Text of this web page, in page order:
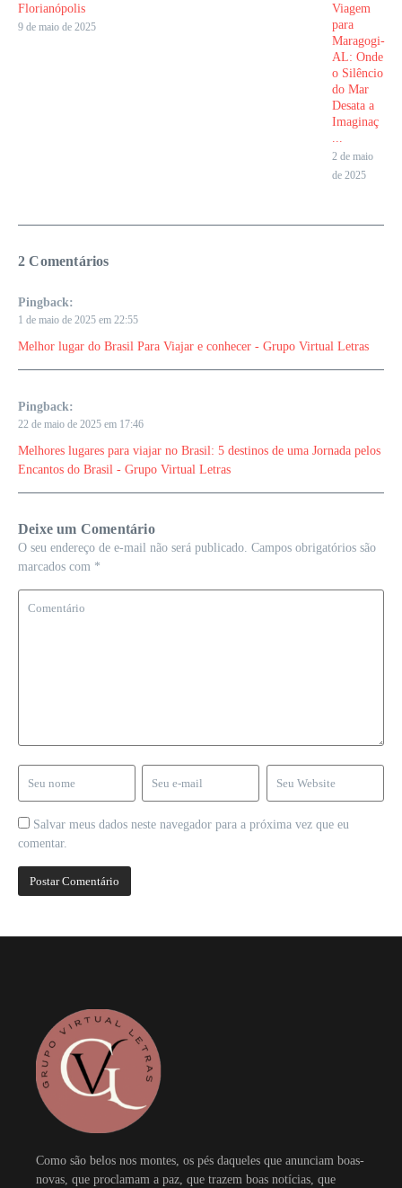
Florianópolis
9 de maio de 2025
Viagem
para
Maragogi-
AL: Onde
o Silêncio
do Mar
Desata a
Imaginaç
...
2 de maio
de 2025
2 Comentários
Pingback:
1 de maio de 2025 em 22:55
Melhor lugar do Brasil Para Viajar e conhecer - Grupo Virtual Letras
Pingback:
22 de maio de 2025 em 17:46
Melhores lugares para viajar no Brasil: 5 destinos de uma Jornada pelos
Encantos do Brasil - Grupo Virtual Letras
Deixe um Comentário
O seu endereço de e-mail não será publicado. Campos obrigatórios são
marcados com *
Salvar meus dados neste navegador para a próxima vez que eu
comentar.
Como são belos nos montes, os pés daqueles que anunciam boas-
novas, que proclamam a paz, que trazem boas notícias, que